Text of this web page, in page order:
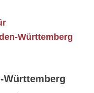
Württemberg
Württemberg